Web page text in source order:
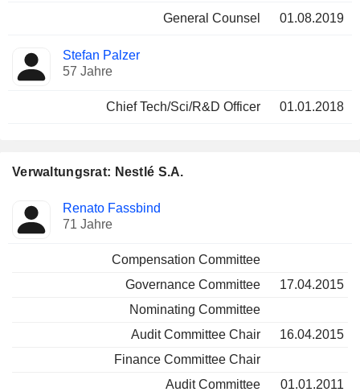
General Counsel 01.08.2019
Stefan Palzer
57 Jahre
Chief Tech/Sci/R&D Officer 01.01.2018
Verwaltungsrat: Nestlé S.A.
Verwaltungsratsmitglied
Renato Fassbind
71 Jahre
Compensation Committee
Governance Committee
17.04.2015
Nominating Committee
Audit Committee Chair
16.04.2015
Finance Committee Chair
Audit Committee
01.01.2011